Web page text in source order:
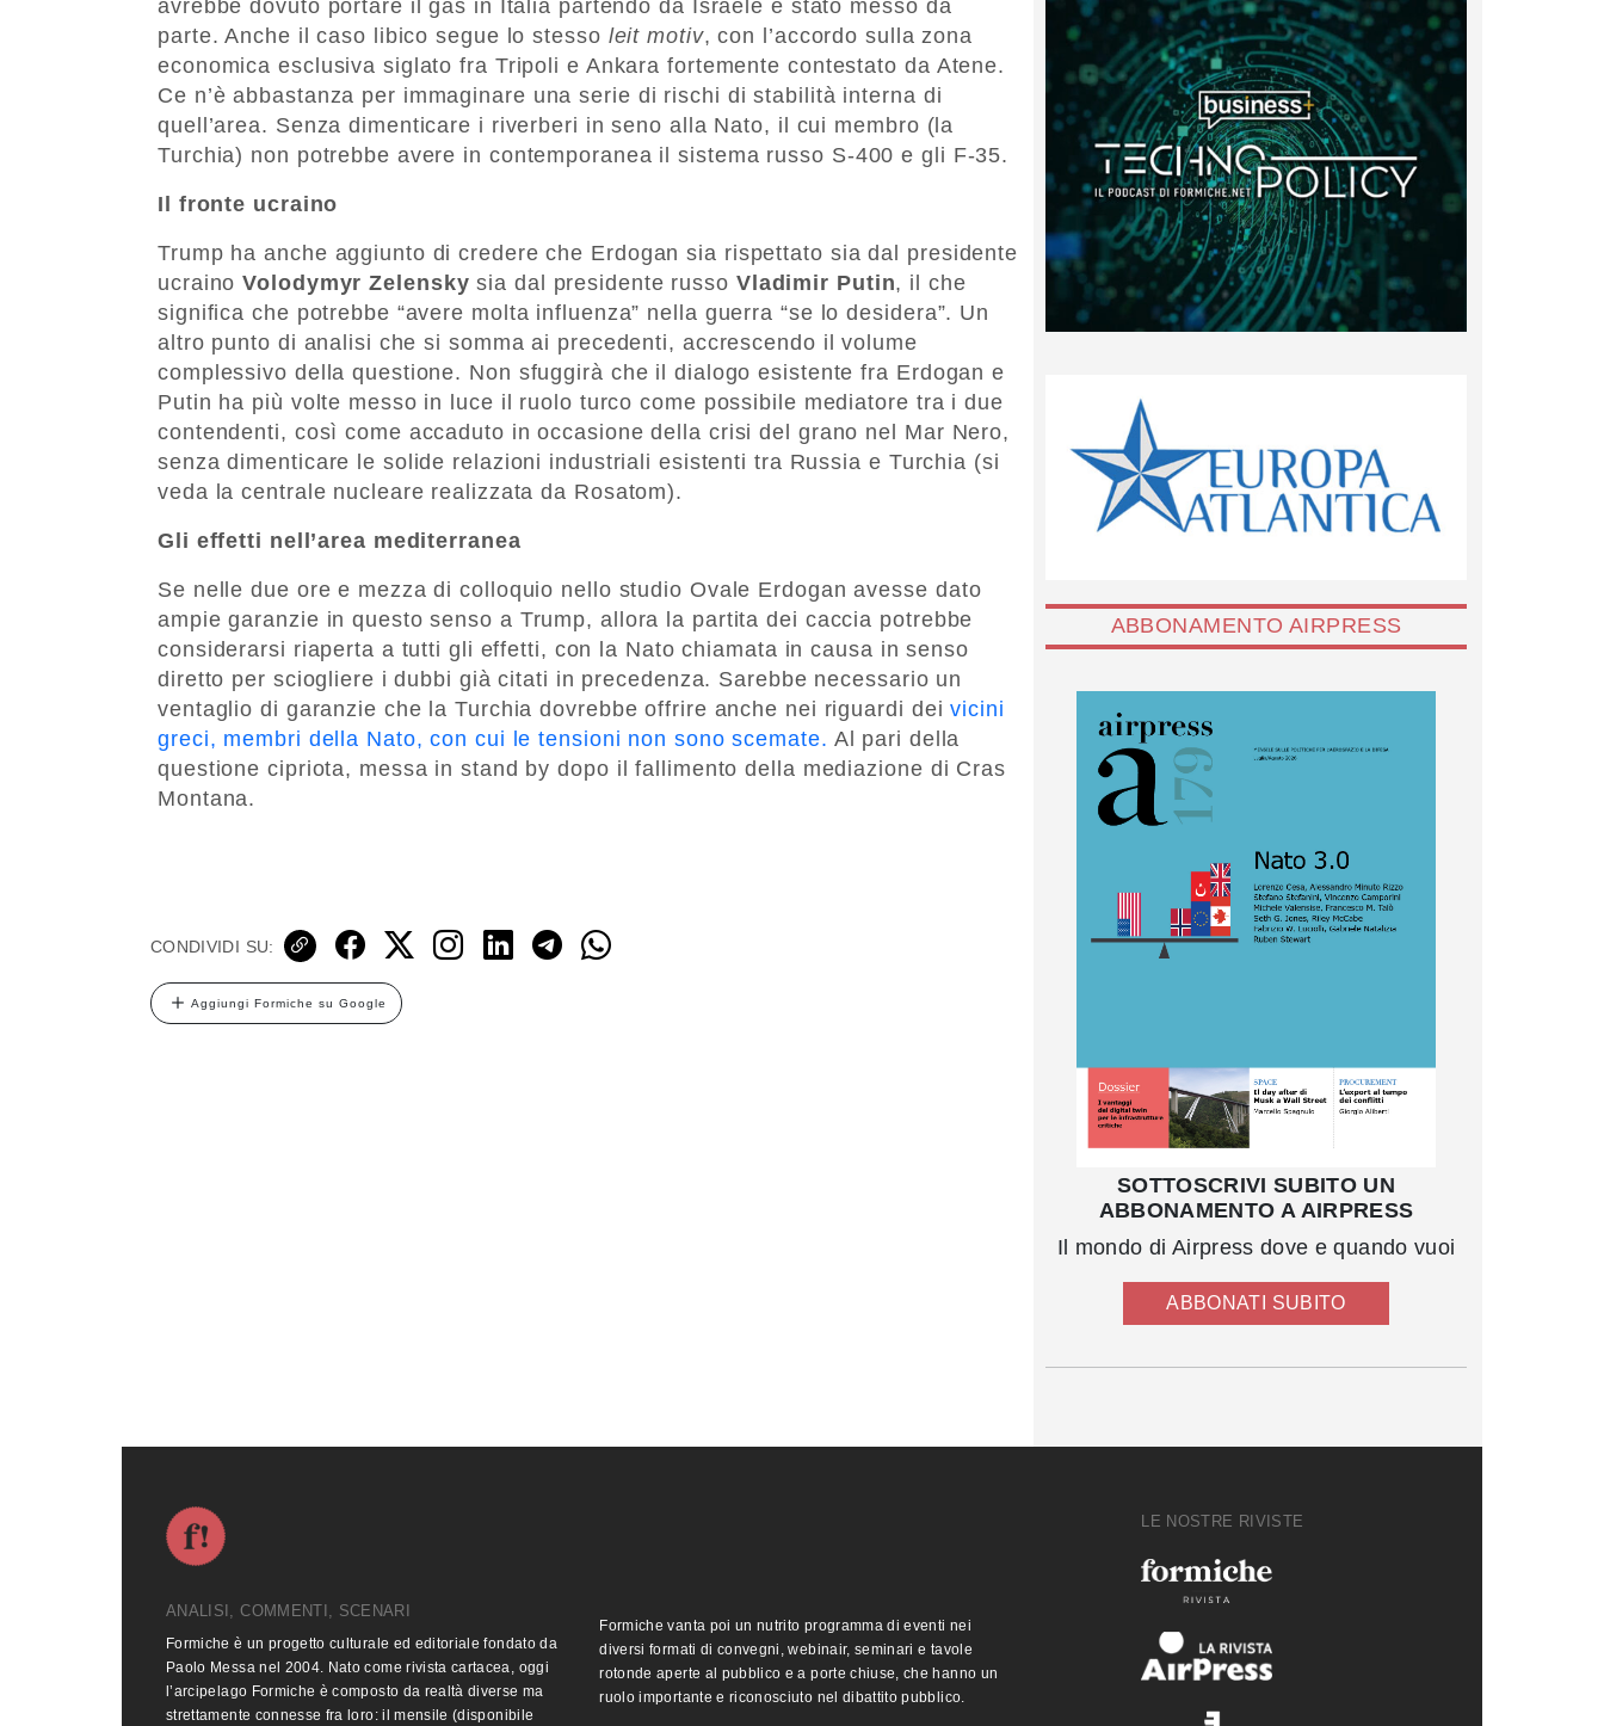
avrebbe dovuto portare il gas in Italia partendo da Israele è stato messo da
parte. Anche il caso libico segue lo stesso leit motiv, con l’accordo sulla zona
economica esclusiva siglato fra Tripoli e Ankara fortemente contestato da Atene.
Ce n’è abbastanza per immaginare una serie di rischi di stabilità interna di
quell’area. Senza dimenticare i riverberi in seno alla Nato, il cui membro (la
Turchia) non potrebbe avere in contemporanea il sistema russo S-400 e gli F-35.
Il fronte ucraino
Trump ha anche aggiunto di credere che Erdogan sia rispettato sia dal presidente
ucrainoVolodymyr Zelensky sia dal presidente russo Vladimir Putin, il che
significa che potrebbe “avere molta influenza” nella guerra “se lo desidera”. Un
altro punto di analisi che si somma ai precedenti, accrescendo il volume
complessivo della questione. Non sfuggirà che il dialogo esistente fra Erdogan e
Putin ha più volte messo in luce il ruolo turco come possibile mediatore tra i due
contendenti, così come accaduto in occasione della crisi del grano nel Mar Nero,
senza dimenticare le solide relazioni industriali esistenti tra Russia e Turchia (si
veda la centrale nucleare realizzata da Rosatom).
Gli effetti nell’area mediterranea
Se nelle due ore e mezza di colloquio nello studio Ovale Erdogan avesse dato
ampie garanzie in questo senso a Trump, allora la partita dei caccia potrebbe
considerarsi riaperta a tutti gli effetti, con la Nato chiamata in causa in senso
diretto per sciogliere i dubbi già citati in precedenza. Sarebbe necessario un
ventaglio di garanzie che la Turchia dovrebbe offrire anche nei riguardi deivicini
greci, membri della Nato, con cui le tensioni non sono scemate. Al pari della
questione cipriota, messa in stand by dopo il fallimento della mediazione di Cras
Montana.
CONDIVIDI SU:
Aggiungi Formiche su Google
ABBONAMENTO AIRPRESS
SOTTOSCRIVI SUBITO UN
ABBONAMENTO A AIRPRESS
Il mondo di Airpress dove e quando vuoi
ABBONATI SUBITO
ANALISI, COMMENTI, SCENARI
Formiche è un progetto culturale ed editoriale fondato da
Paolo Messa nel 2004. Nato come rivista cartacea, oggi
l’arcipelago Formiche è composto da realtà diverse ma
strettamente connesse fra loro: il mensile (disponibile
Formiche vanta poi un nutrito programma di eventi nei
diversi formati di convegni, webinair, seminari e tavole
rotonde aperte al pubblico e a porte chiuse, che hanno un
ruolo importante e riconosciuto nel dibattito pubblico.
LE NOSTRE RIVISTE